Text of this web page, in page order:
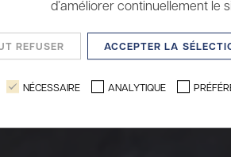
d’améliorer continuellement le
REFUSER ACCEPTER LA
NÉCESSAIRE ANALYTIQUE